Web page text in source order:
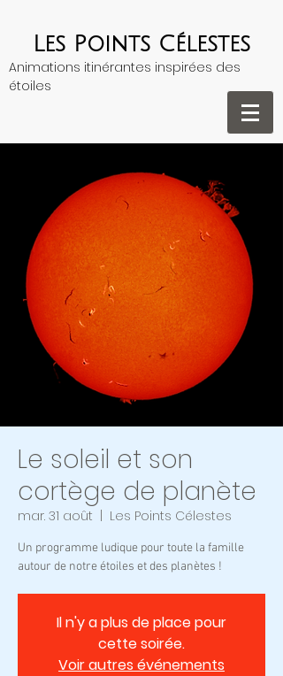
Les Points Célestes
Animations itinérantes inspirées des
étoiles
Le soleil et son
cortège de planète
mar. 31 août Les Points Célestes
Un programme ludique pour toute la famille
autour de notre étoiles et des planètes !
Il n'y a plus de place pour
cette soirée.
Voir autres événements